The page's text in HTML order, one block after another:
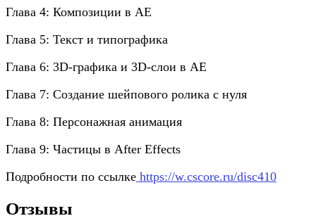
Глава 4: Композиции в AE
Глава 5: Текст и типографика
Глава 6: 3D-графика и 3D-слои в AE
Глава 7: Создание шейпового ролика с нуля
Глава 8: Персонажная анимация
Глава 9: Частицы в After Effects
Подробности по ссылке https://w.cscore.ru/disc410
Отзывы